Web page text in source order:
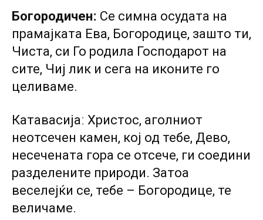
Богородиченː Се симна осудата на
прамајката Ева, Богородице, зашто ти,
Чиста, си Го родила Господарот на
сите, Чиј лик и сега на иконите го
целиваме.
Катавасијаː Христос, аголниот
неотсечен камен, кој од тебе, Дево,
несечената гора се отсече, ги соедини
разделените природи. Затоа
веселејќи се, тебе – Богородице, те
величаме.